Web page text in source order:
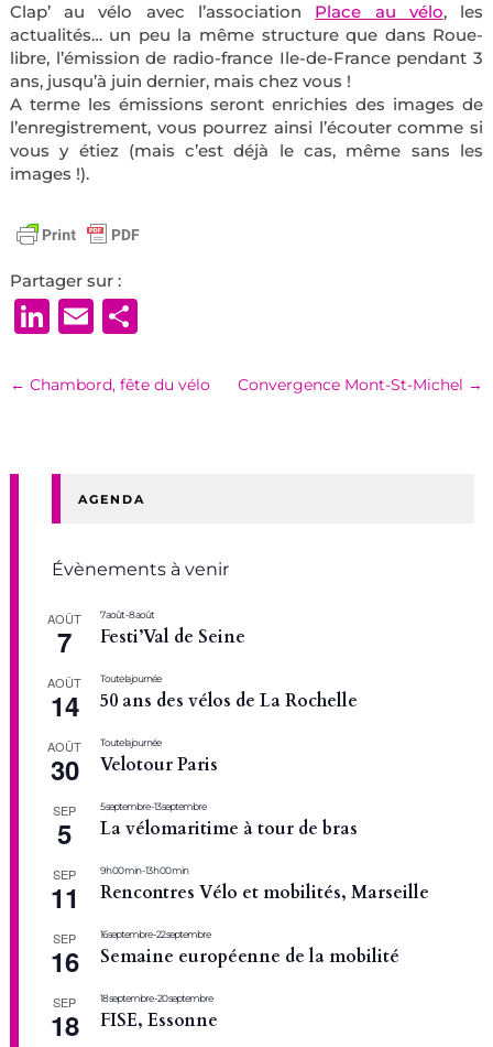
Clap’ au vélo avec l’association Place au vélo, les
actualités… un peu la même structure que dans Roue-
libre, l’émission de radio-france Ile-de-France pendant 3
ans, jusqu’à juin dernier, mais chez vous !
A terme les émissions seront enrichies des images de
l’enregistrement, vous pourrez ainsi l’écouter comme si
vous y étiez (mais c’est déjà le cas, même sans les
images !).
Partager sur :
LinkedIn
EmailPartager
← Chambord, fête du vélo Convergence Mont-St-Michel →
AGENDA
Évènements à venir
AOÛT
7
7 août-8 août
Festi’Val de Seine
AOÛT
14
Toute la journée
50 ans des vélos de La Rochelle
AOÛT
30
Toute la journée
Velotour Paris
SEP
5
5 septembre-13 septembre
La vélomaritime à tour de bras
SEP
11
9 h 00 min-13 h 00 min
Rencontres Vélo et mobilités, Marseille
SEP
16
16 septembre-22 septembre
Semaine européenne de la mobilité
SEP
18
18 septembre-20 septembre
FISE, Essonne